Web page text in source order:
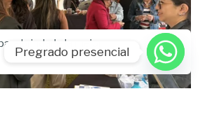
brindarle la mejor
Pregrado presencial